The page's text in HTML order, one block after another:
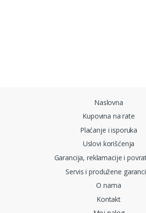
Naslovna
Kupovina na rate
Plaćanje i isporuka
Uslovi korišćenja
Garancija, reklamacije i
Servis i produžene
O nama
Kontakt